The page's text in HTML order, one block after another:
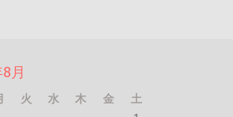
月
火 水 木 金
土